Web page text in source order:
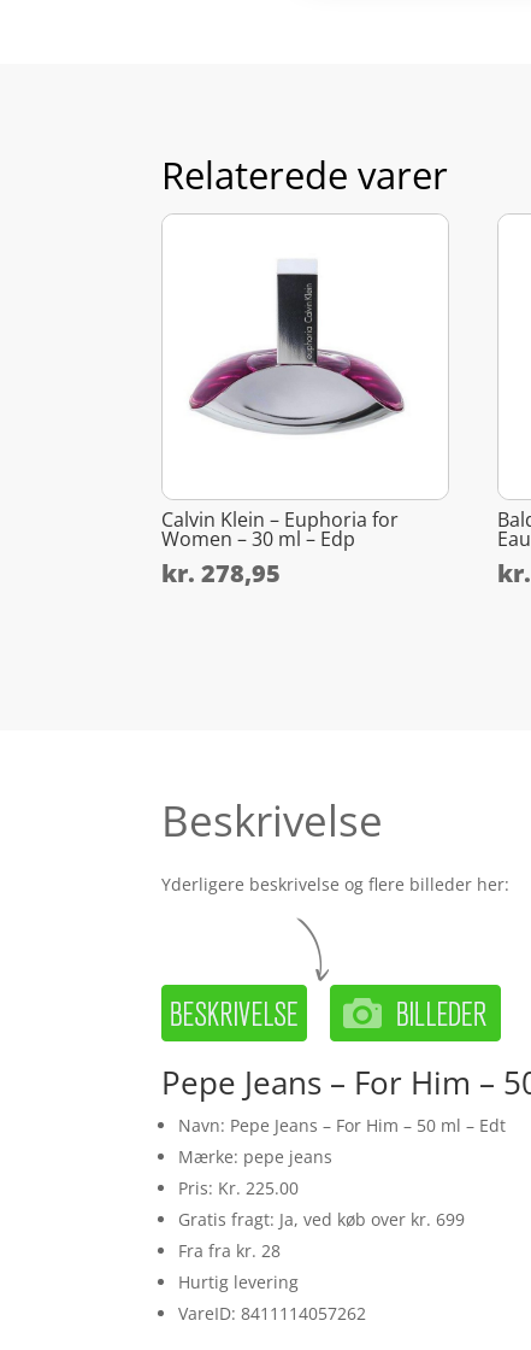
Relaterede varer
Calvin Klein – Euphoria for
Women – 30 ml – Edp
kr. 278,95 kr.
Beskrivelse
Yderligere beskrivelse og flere billeder her:
Pepe Jeans – For Him –
Navn: Pepe Jeans – For Him – 50 ml – Edt
Mærke: pepe jeans
Pris: Kr. 225.00
Gratis fragt: Ja, ved køb over kr. 699
Fra fra kr. 28
Hurtig levering
VareID: 8411114057262